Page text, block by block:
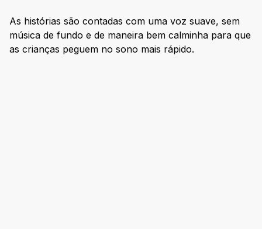
As histórias são contadas com uma voz suave, sem
música de fundo e de maneira bem calminha para que
as crianças peguem no sono mais rápido.